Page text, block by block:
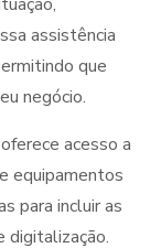
assistência
que
negócio.
acesso a
equipamentos
para incluir as
digitalização.